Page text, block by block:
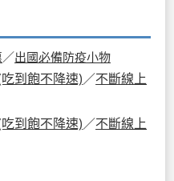
／出國必備防疫小物
到飽不降速)／不斷線上
到飽不降速)／不斷線上